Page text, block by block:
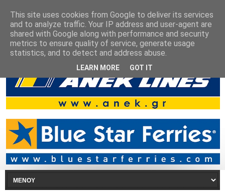
This site uses cookies from Google to deliver its services
and to analyze traffic. Your IP address and user-agent are
shared with Google along with performance and security
metrics to ensure quality of service, generate usage
statistics, and to detect and address abuse.
LEARN MORE GOT IT